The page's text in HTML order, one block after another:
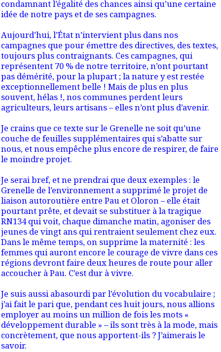
condamnant l’égalité des chances ainsi qu’une certaine
idée de notre pays et de ses campagnes.
Aujourd’hui, l’État n’intervient plus dans nos
campagnes que pour émettre des directives, des textes,
toujours plus contraignants. Ces campagnes, qui
représentent 70 % de notre territoire, n’ont pourtant
pas démérité, pour la plupart ; la nature y est restée
exceptionnellement belle ! Mais de plus en plus
souvent, hélas !, nos communes perdent leurs
agriculteurs, leurs artisans – elles n’ont plus d’avenir.
Je crains que ce texte sur le Grenelle ne soit qu’une
couche de feuilles supplémentaires qui s’abatte sur
nous, et nous empêche plus encore de respirer, de faire
le moindre projet.
Je serai bref, et ne prendrai que deux exemples : le
Grenelle de l’environnement a supprimé le projet de
liaison autoroutière entre Pau et Oloron – elle était
pourtant prête, et devait se substituer à la tragique
RN134 qui voit, chaque dimanche matin, agoniser des
jeunes de vingt ans qui rentraient seulement chez eux.
Dans le même temps, on supprime la maternité : les
femmes qui auront encore le courage de vivre dans ces
régions devront faire deux heures de route pour aller
accoucher à Pau. C’est dur à vivre.
Je suis aussi abasourdi par l’évolution du vocabulaire ;
j’ai fait le pari que, pendant ces huit jours, nous allions
employer au moins un million de fois les mots «
développement durable » – ils sont très à la mode, mais
concrètement, que nous apportent-ils ? J’aimerais le
savoir.